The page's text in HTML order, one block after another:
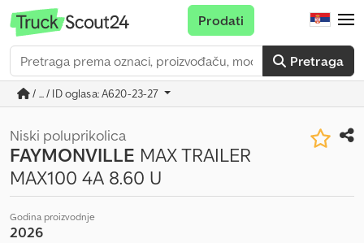
Pretraga
Prodati
/ ... / ID oglasa: A620-23-27
Niski poluprikolica
FAYMONVILLE MAX TRAILER
MAX100 4A 8.60 U
Godina proizvodnje
2026